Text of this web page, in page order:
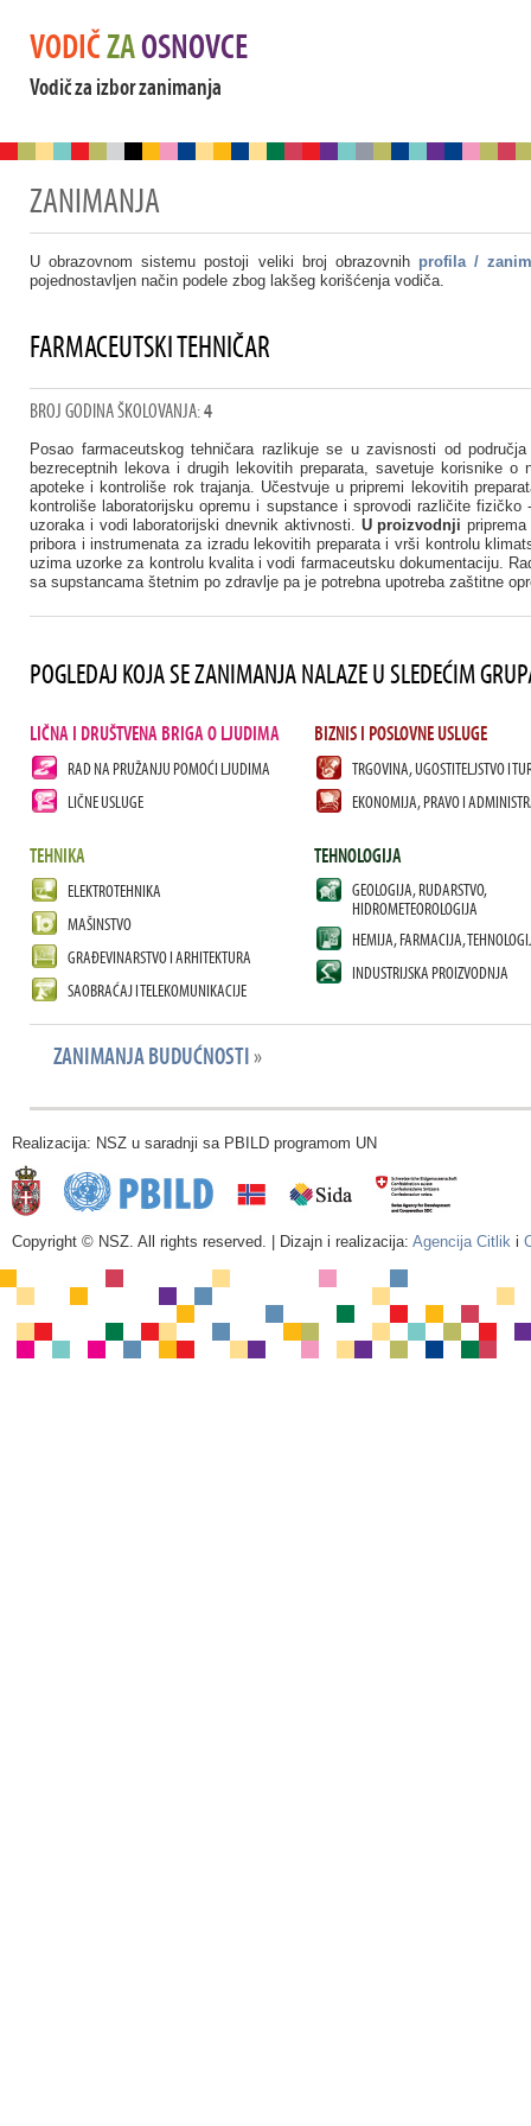
VODIČZAOSNOVCE
Vodič za izbor zanimanja
ZANIMANJA
U obrazovnom sistemu postoji veliki broj obrazovnih profila /
pojednostavljen način podele zbog lakšeg korišćenja vodiča.
FARMACEUTSKI TEHNIČAR
BROJ GODINA ŠKOLOVANJA:4
Posao farmaceutskog tehničara razlikuje se u zavisnosti od
bezreceptnih lekova i drugih lekovitih preparata, savetuje korisnike
apoteke i kontroliše rok trajanja. Učestvuje u pripremi lekovitih
kontroliše laboratorijsku opremu i supstance i sprovodi različite
uzoraka i vodi laboratorijski dnevnik aktivnosti. U proizvodnji
pribora i instrumenata za izradu lekovitih preparata i vrši kontrolu
uzima uzorke za kontrolu kvalita i vodi farmaceutsku dokumentaciju.
sa supstancama štetnim po zdravlje pa je potrebna upotreba zaštitne
POGLEDAJ KOJA SE ZANIMANJA NALAZE U SLEDEĆIM
LIČNA I DRUŠTVENA BRIGA O LJUDIMA
RAD NA PRUŽANJU POMOĆI LJUDIMA
LIČNE USLUGE
BIZNIS I POSLOVNE USLUGE
TRGOVINA, UGOSTITELJSTVO I
EKONOMIJA, PRAVO I
TEHNIKA
ELEKTROTEHNIKA
MAŠINSTVO
GRAĐEVINARSTVO I ARHITEKTURA
SAOBRAĆAJ I TELEKOMUNIKACIJE
TEHNOLOGIJA
GEOLOGIJA, RUDARSTVO,
HIDROMETEOROLOGIJA
HEMIJA, FARMACIJA,
INDUSTRIJSKA PROIZVODNJA
ZANIMANJA BUDUĆNOSTI»
Realizacija: NSZ u saradnji sa PBILD programom UN
Copyright © NSZ. All rights reserved. | Dizajn i realizacija: Agencija Citlik i